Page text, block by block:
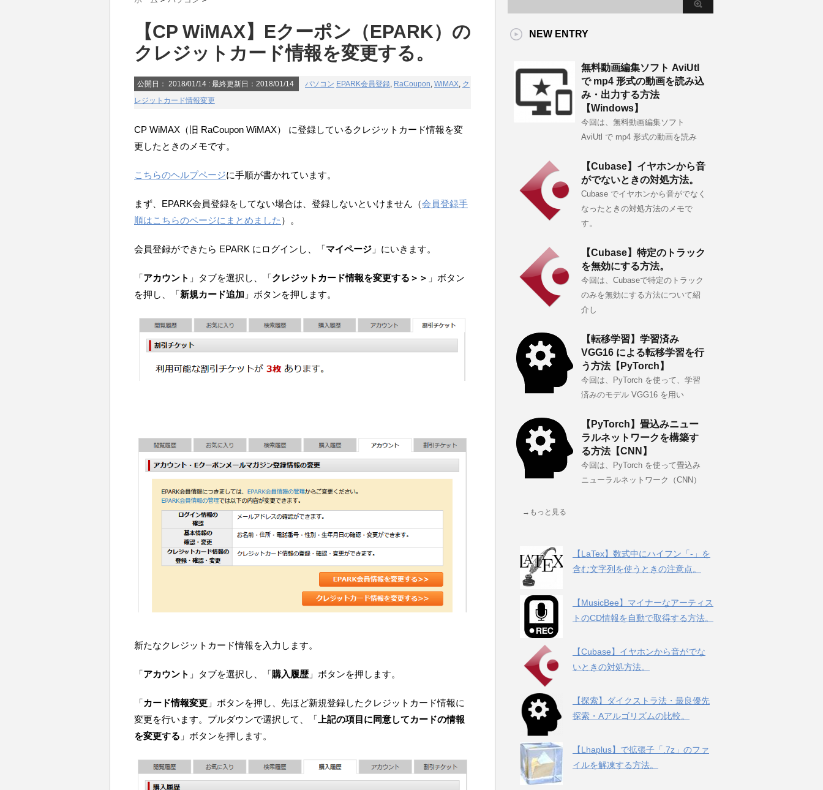
【CP WiMAX】Eクーポン（EPARK）の
クレジットカード情報を変更する。
公開日： 2018/01/14 : 最終更新日：2018/01/14 パソコン EPARK会員登録, RaCoupon, WiMAX, ク
レジットカード情報変更
CP WiMAX（旧 RaCoupon WiMAX） に登録しているクレジットカード情報を変
更したときのメモです。
こちらのヘルプページに手順が書かれています。
まず、EPARK会員登録をしてない場合は、登録しないといけません（会員登録手
順はこちらのページにまとめました ）。
会員登録ができたら EPARK にログインし、「マイページ 」にいきます。
「アカウント 」タブを選択し、「クレジットカード情報を変更する＞＞ 」ボタン
を押し、「新規カード追加 」ボタンを押します。
新たなクレジットカード情報を入力します。
「アカウント 」タブを選択し、「購入履歴」ボタンを押します。
「カード情報変更 」ボタンを押し、先ほど新規登録したクレジットカード情報に
変更を行います。プルダウンで選択して、「上記の項目に同意してカードの情報
を変更する 」ボタンを押します。
NEW ENTRY
無料動画編集ソフト AviUtl
で mp4 形式の動画を読み込
み・出力する方法
【Windows】
今回は、無料動画編集ソフト
AviUtl で mp4 形式の動画を読み
【Cubase】イヤホンから音
がでないときの対処方法。
Cubase でイヤホンから音がでなく
なったときの対処方法のメモで
す。
【Cubase】特定のトラック
を無効にする方法。
今回は、Cubaseで特定のトラック
のみを無効にする方法について紹
介し
【転移学習】学習済み
VGG16 による転移学習を行
う方法【PyTorch】
今回は、PyTorch を使って、学習
済みのモデル VGG16 を用い
【PyTorch】畳込みニュー
ラルネットワークを構築す
る方法【CNN】
今回は、PyTorch を使って畳込み
ニューラルネットワーク（CNN）
→もっと見る
【LaTex】数式中にハイフン「-」を
含む文字列を使うときの注意点。
【MusicBee】マイナーなアーティス
トのCD情報を自動で取得する方法。
【Cubase】イヤホンから音がでな
いときの対処方法。
【探索】ダイクストラ法・最良優先
探索・Aアルゴリズムの比較。
【Lhaplus】で拡張子「.7z」のファ
イルを解凍する方法。